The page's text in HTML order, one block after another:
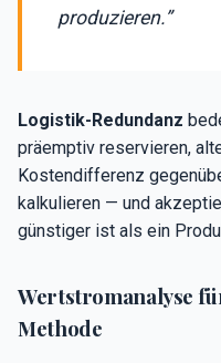
produzieren.”
Logistik-Redundanz
präemptiv reservieren,
Kostendifferenz
kalkulieren — und
günstiger ist als ein
Wertstromanalyse
Methode